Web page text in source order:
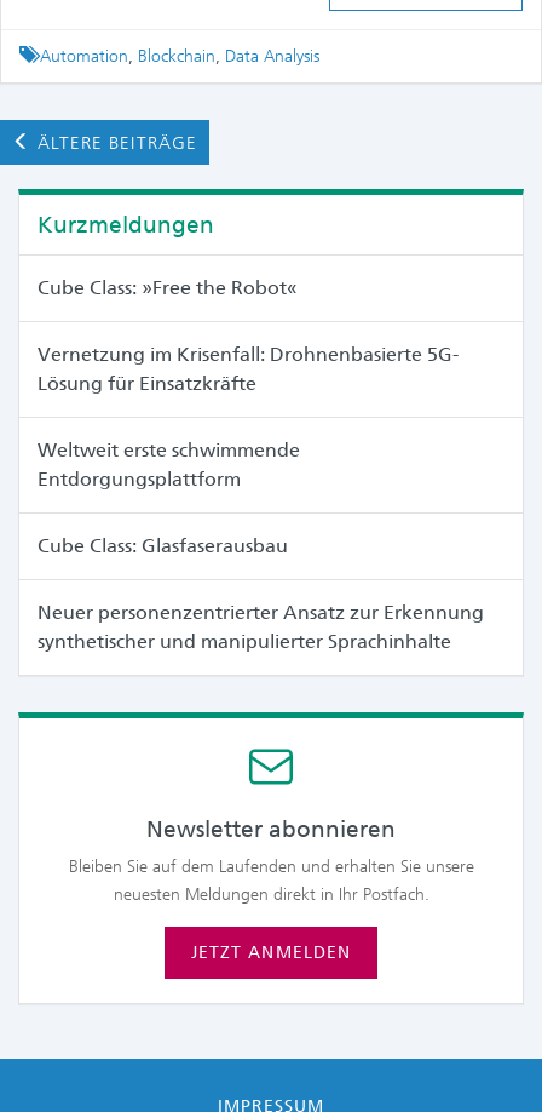
Tagged
Automation, Blockchain, Data Analysis
ÄLTERE BEITRÄGE
Kurzmeldungen
Cube Class: »Free the Robot«
Vernetzung im Krisenfall: Drohnenbasierte 5G-
Lösung für Einsatzkräfte
Weltweit erste schwimmende
Entdorgungsplattform
Cube Class: Glasfaserausbau
Neuer personenzentrierter Ansatz zur Erkennung
synthetischer und manipulierter Sprachinhalte
Newsletter abonnieren
Bleiben Sie auf dem Laufenden und erhalten Sie unsere
neuesten Meldungen direkt in Ihr Postfach.
JETZT ANMELDEN
IMPRESSUM